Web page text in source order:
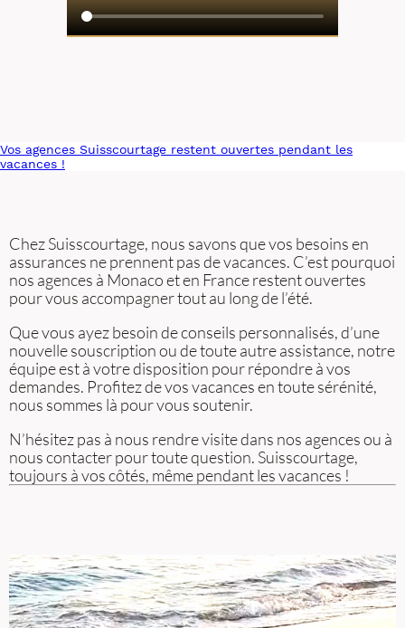
Vos agences Suisscourtage restent ouvertes pendant les
vacances !
Chez Suisscourtage, nous savons que vos besoins en
assurances ne prennent pas de vacances. C’est pourquoi
nos agences à Monaco et en France restent ouvertes
pour vous accompagner tout au long de l’été.
Que vous ayez besoin de conseils personnalisés, d’une
nouvelle souscription ou de toute autre assistance, notre
équipe est à votre disposition pour répondre à vos
demandes. Profitez de vos vacances en toute sérénité,
nous sommes là pour vous soutenir.
N’hésitez pas à nous rendre visite dans nos agences ou à
nous contacter pour toute question. Suisscourtage,
toujours à vos côtés, même pendant les vacances !